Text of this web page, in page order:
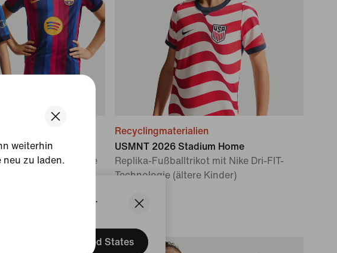
are in United States.
location?
United States
weiterhin
zu laden.
27 Stadium Home
Fußballtrikot (ältere
Recyclingmaterialien
USMNT 2026 Stadium Home
Replika-Fußballtrikot mit Nike Dri-FIT-
Technologie (ältere Kinder)